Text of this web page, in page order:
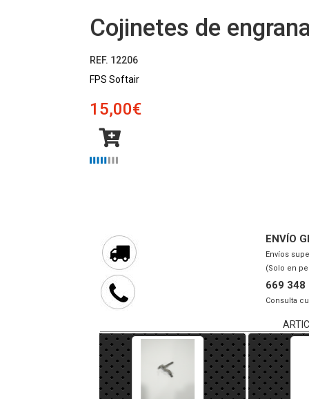
Cojinetes de
REF. 12206
FPS Softair
15,00€
ENVÍO
Envíos
(Solo en
669 348
Consulta